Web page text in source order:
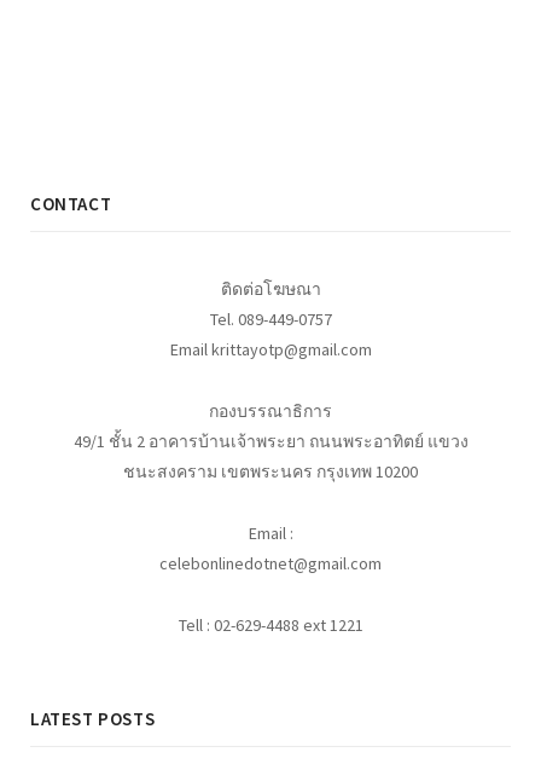
CONTACT
ติดต่อโฆษณา
Tel. 089-449-0757
Email krittayotp@gmail.com
กองบรรณาธิการ
49/1 ชั้น 2 อาคารบ้านเจ้าพระยา ถนนพระอาทิตย์ แขวง
ชนะสงคราม เขตพระนคร กรุงเทพ 10200
Email :
celebonlinedotnet@gmail.com
Tell : 02-629-4488 ext 1221
LATEST POSTS